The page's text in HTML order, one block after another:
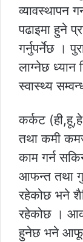
व्यावस्थापन
पढाइमा हुने
गर्नुपर्नेछ ।
लाग्नेछ ध्यान
स्वास्थ्य
कर्कट
तथा कमी
काम गर्न
आफन्त तथा
रहेकोछ भने
रहेकोछ ।
हुनेछ भने आफूले